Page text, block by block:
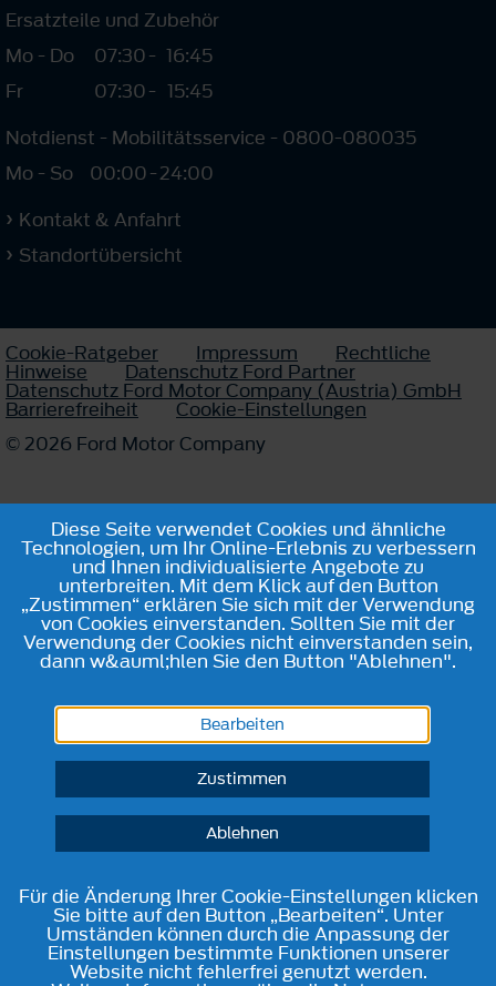
Ersatzteile und Zubehör
Mo - Do
07:30- 16:45
Fr
07:30- 15:45
Notdienst - Mobilitätsservice - 0800-080035
Mo - So
00:00-24:00
Kontakt & Anfahrt
Standortübersicht
Cookie-Ratgeber Impressum Rechtliche
Hinweise Datenschutz Ford Partner
Datenschutz Ford Motor Company (Austria) GmbH
Barrierefreiheit
Cookie-Einstellungen
© 2026 Ford Motor Company
Diese Seite verwendet Cookies und ähnliche
Technologien, um Ihr Online-Erlebnis zu verbessern
und Ihnen individualisierte Angebote zu
unterbreiten. Mit dem Klick auf den Button
„Zustimmen“ erklären Sie sich mit der Verwendung
von Cookies einverstanden. Sollten Sie mit der
Verwendung der Cookies nicht einverstanden sein,
dann w&auml;hlen Sie den Button "Ablehnen".
Bearbeiten
Zustimmen
Ablehnen
Für die Änderung Ihrer Cookie-Einstellungen klicken
Sie bitte auf den Button „Bearbeiten“. Unter
Umständen können durch die Anpassung der
Einstellungen bestimmte Funktionen unserer
Website nicht fehlerfrei genutzt werden.